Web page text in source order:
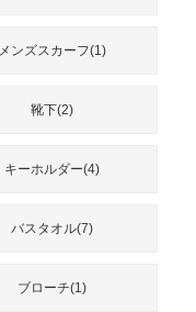
メンズスカーフ(1)
靴下(2)
キーホルダー(4)
バスタオル(7)
ブローチ(1)